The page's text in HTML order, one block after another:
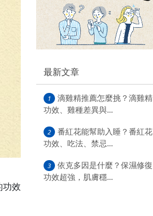
功效
最新文章
1
滴雞精推薦怎麼挑？滴雞精
功效、雞種差異與...
2
番紅花能幫助入睡？番紅花
功效、吃法、禁忌...
3
依克多因是什麼？保濕修復
功效超強，肌膚穩...